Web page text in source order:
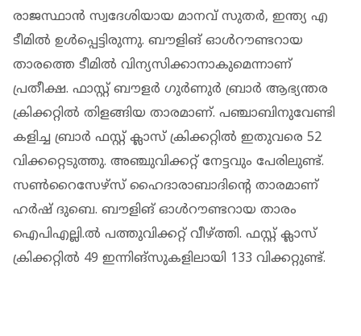
രാജസ്ഥാന്‍ സ്വദേശിയായ മാനവ് സുതര്‍, ഇന്ത്യ എ
ടീമില്‍ ഉള്‍പ്പെട്ടിരുന്നു. ബൗളിങ് ഓള്‍റൗണ്ടറായ
താരത്തെ ടീമില്‍ വിന്യസിക്കാനാകുമെന്നാണ്
പ്രതീക്ഷ. ഫാസ്റ്റ് ബൗളര്‍ ഗുര്‍ണുര്‍ ബ്രാര്‍ ആഭ്യന്തര
ക്രിക്കറ്റില്‍ തിളങ്ങിയ താരമാണ്. പഞ്ചാബിനുവേണ്ടി
കളിച്ച ബ്രാര്‍ ഫസ്റ്റ് ക്ലാസ് ക്രിക്കറ്റില്‍ ഇതുവരെ 52
വിക്കറ്റെടുത്തു. അഞ്ചുവിക്കറ്റ് നേട്ടവും പേരിലുണ്ട്.
സണ്‍റൈസേഴ്‌സ് ഹൈദാരാബാദിന്റെ താരമാണ്
ഹര്‍ഷ് ദുബെ. ബൗളിങ് ഓള്‍റൗണ്ടറായ താരം
ഐപിഎല്ലി.ല്‍ പത്തുവിക്കറ്റ് വീഴ്ത്തി. ഫസ്റ്റ് ക്ലാസ്
ക്രിക്കറ്റില്‍ 49 ഇന്നിങ്‌സുകളിലായി 133 വിക്കറ്റുണ്ട്.